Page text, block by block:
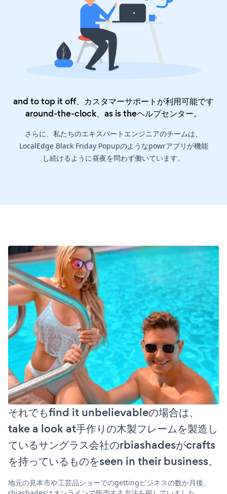
and to top it off、カスタマーサポートが利用可能です
around-the-clock、as is theヘルプセンター。
さらに、私たちのエキスパートエンジニアのチームは、
LocalEdge Black Friday Popupのようなpowrアプリが機能
し続けるように昼夜を問わず働いています。
それでもfind it unbelievableの場合は、
take a look at手作りの木製フレームを製造し
ているサングラス会社のrbiashadesがcrafts
を持っているものをseen in their business。
地元の見本市や工芸品ショーでのgettingビジネスの数か月後、